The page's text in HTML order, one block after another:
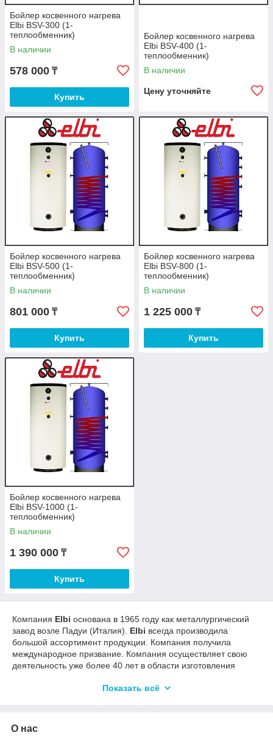
Бойлер косвенного нагрева
Elbi BSV-300 (1-
теплообменник)
В наличии
578 000 ₸
Купить
Бойлер косвенного нагрева
Elbi BSV-400 (1-
теплообменник)
В наличии
Цену уточняйте
Бойлер косвенного нагрева
Elbi BSV-500 (1-
теплообменник)
В наличии
801 000 ₸
Купить
Бойлер косвенного нагрева
Elbi BSV-800 (1-
теплообменник)
В наличии
1 225 000 ₸
Купить
Бойлер косвенного нагрева
Elbi BSV-1000 (1-
теплообменник)
В наличии
1 390 000 ₸
Купить
Компания Elbi основана в 1965 году как металлургический
завод возле Падуи (Италия). Elbi всегда производила
большой ассортимент продукции. Компания получила
международное призвание. Компания осуществляет свою
деятельность уже более 40 лет в области изготовления
охватывает территорию Италии, и производственные
для приготовления и аккумулирования как санитарной
Показать всё
О нас